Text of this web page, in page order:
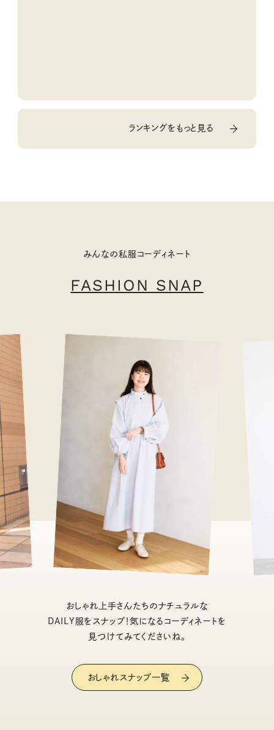
ランキングをもっと見る
みんなの私服コーディネート
FASHION SNAP
おしゃれ上手さんたちのナチュラルな
DAILY服をスナップ！気になるコーディネートを
見つけてみてくださいね。
おしゃれスナップ一覧